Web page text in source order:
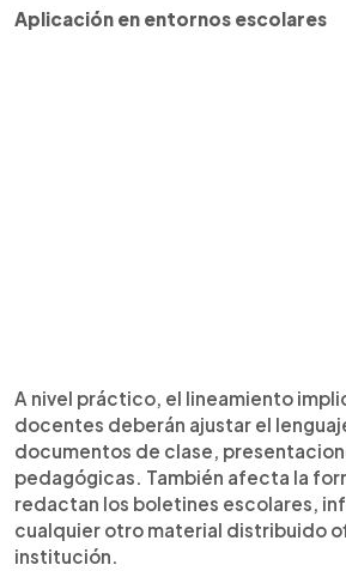
Aplicación en entornos escolares
A nivel práctico, el lineamiento
docentes deberán ajustar el
documentos de clase,
pedagógicas. También afecta la
redactan los boletines escolares,
cualquier otro material distribuido
institución.